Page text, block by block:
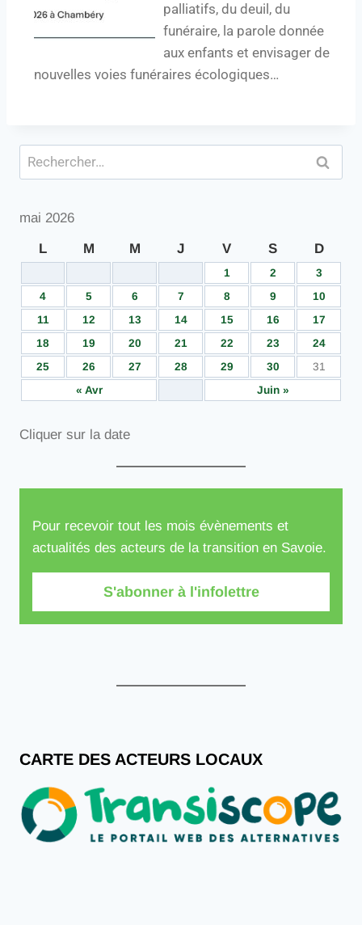
palliatifs, du deuil, du
funéraire, la parole donnée
aux enfants et envisager de
nouvelles voies funéraires écologiques…
mai 2026
L M M J V S D
1 2
3
4
5 6 7 8 9
10
11
12 13 14 15 16
17
18
19 20 21 22 23
24
25
26 27 28 29 30
31
« Avr
Juin »
Cliquer sur la date
Pour recevoir tout les mois évènements et
actualités des acteurs de la transition en Savoie.
S'abonner à l'infolettre
CARTE DES ACTEURS LOCAUX